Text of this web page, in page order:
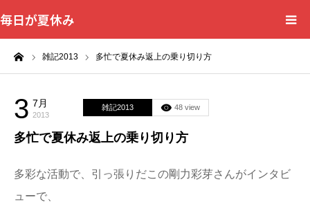
毎日が夏休み
雑記2013 多忙で夏休み返上の乗り切り方
3 7月
2013
雑記2013 48 view
多忙で夏休み返上の乗り切り方
多彩な活動で、引っ張りだこの剛力彩芽さんがインタビ
ューで、